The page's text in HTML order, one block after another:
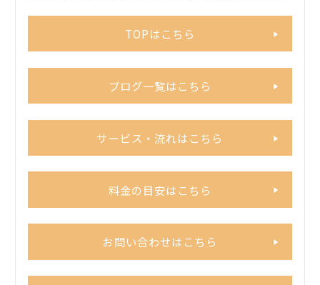
TOPはこちら
ブログ一覧はこちら
サービス・流れはこちら
料金の目安はこちら
お問い合わせはこちら